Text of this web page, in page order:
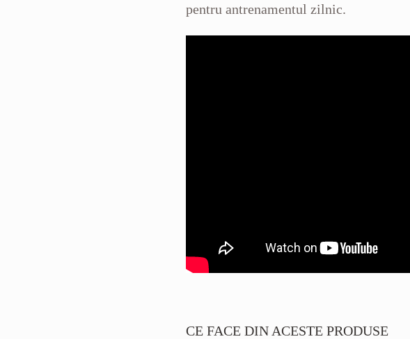
pentru antrenamentul zilnic.
CE FACE DIN ACESTE PRODUSE